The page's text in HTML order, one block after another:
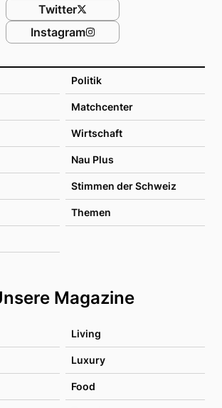
Politik
Matchcenter
Wirtschaft
Nau Plus
Stimmen der Schweiz
Themen
Magazine
Living
Luxury
Food
Twitter
Instagram